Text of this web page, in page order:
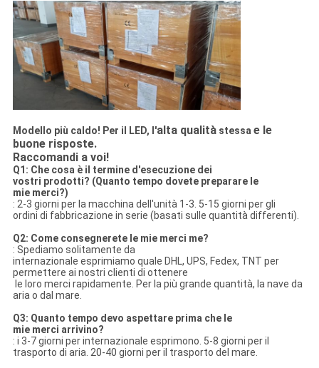
Modello più caldo! Per il LED, l'alta qualitàstessa e le
buone risposte.
Raccomandi a voi!
Q1: Che cosa è il termine d'esecuzione dei
vostri prodotti? (Quanto tempo dovete preparare le
mie merci?)
: 2-3 giorni per la macchina dell'unità 1-3. 5-15 giorni per gli
ordini di fabbricazione in serie (basati sulle quantità differenti).
Q2: Come consegnerete le mie merci me?
: Spediamo solitamente da
internazionale esprimiamo quale DHL, UPS, Fedex, TNT per
permettere ai nostri clienti di ottenere
le loro merci rapidamente. Per la più grande quantità, la nave da
aria o dal mare.
Q3: Quanto tempo devo aspettare prima che le
mie merci arrivino?
: i 3-7 giorni per internazionale esprimono. 5-8 giorni per il
trasporto di aria. 20-40 giorni per il trasporto del mare.